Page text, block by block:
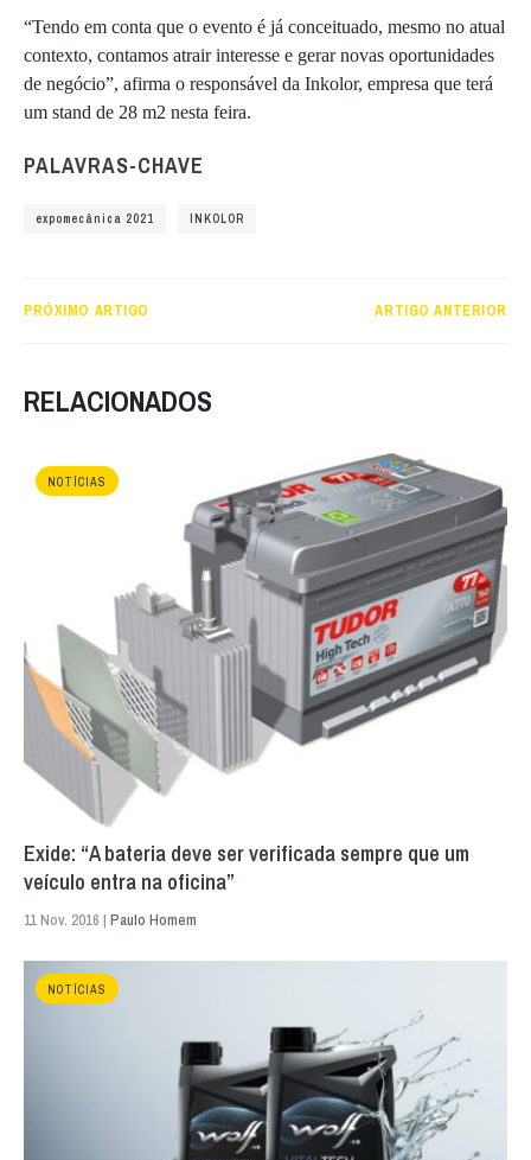
“Tendo em conta que o evento é já conceituado, mesmo no atual
contexto, contamos atrair interesse e gerar novas oportunidades
de negócio”, afirma o responsável da Inkolor, empresa que terá
um stand de 28 m2 nesta feira.
PALAVRAS-CHAVE
expomecânica 2021 INKOLOR
PRÓXIMO ARTIGO ARTIGO ANTERIOR
RELACIONADOS
NOTÍCIAS
Exide: “A bateria deve ser verificada sempre que um
veículo entra na oficina”
11 Nov. 2016 | Paulo Homem
NOTÍCIAS